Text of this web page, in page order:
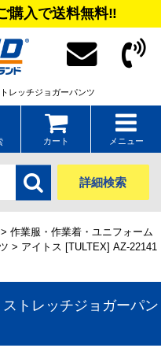
購入で送料無料‼
レッチジョガーパンツ
カート メニュー
詳細検索
> 作業服・作業着・ユニフォーム
> アイトス [TULTEX] AZ-22141
トレッチジョガーパン